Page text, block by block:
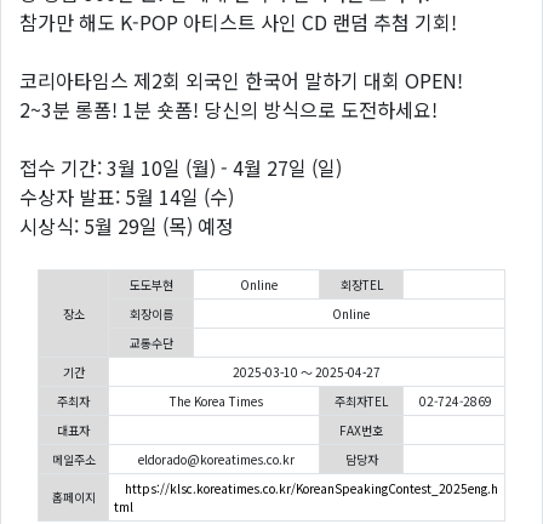
참가만 해도 K-POP 아티스트 사인 CD 랜덤 추첨 기회!
코리아타임스 제2회 외국인 한국어 말하기 대회 OPEN!
2~3분 롱폼! 1분 숏폼! 당신의 방식으로 도전하세요!
접수 기간: 3월 10일 (월) - 4월 27일 (일)
수상자 발표: 5월 14일 (수)
시상식: 5월 29일 (목) 예정
장소
도도부현 Online
회장TEL
회장이름
Online
교통수단
기간
2025-03-10 ～ 2025-04-27
주최자
The Korea Times 주최자TEL
02-724-2869
대표자
FAX번호
메일주소
eldorado@koreatimes.co.kr 담당자
홈페이지
https://klsc.koreatimes.co.kr/KoreanSpeakingContest_2025eng.h
tml